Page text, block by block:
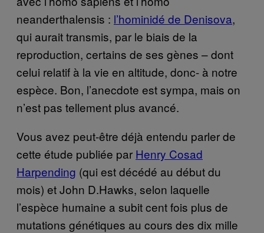
neanderthalensis : l’hominidé de Denisova,
qui aurait transmis, par le biais de la
reproduction, certains de ses gènes – dont
celui relatif à la vie en altitude, donc- à notre
espèce. Bon, l’anecdote est sympa, mais on
n’est pas tellement plus avancé.
Vous avez peut-être déjà entendu parler de
cette étude publiée par Henry Cosad
Harpending (qui est décédé au début du
mois) et John D.Hawks, selon laquelle
l’espèce humaine a subit cent fois plus de
mutations génétiques au cours des dix mille